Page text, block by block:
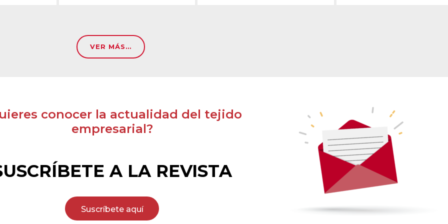
VER MÁS…
conocer la actualidad del tejido
empresarial?
A LA REVISTA
Suscríbete aquí